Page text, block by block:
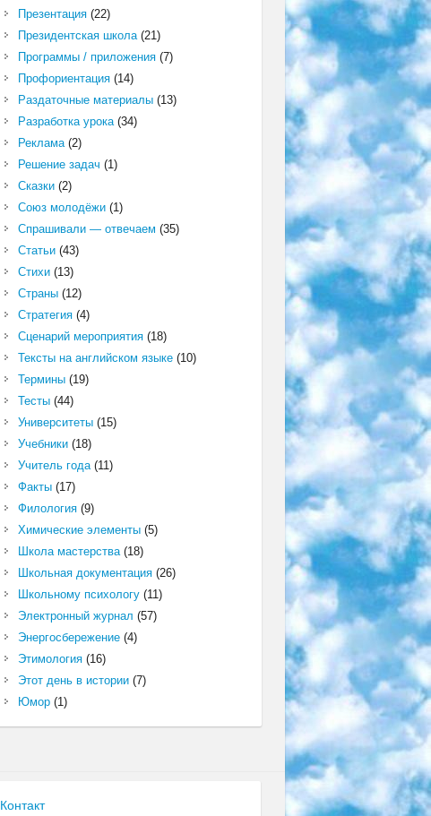
Презентация(22)
Президентская школа(21)
Программы / приложения(7)
Профориентация(14)
Раздаточные материалы(13)
Разработка урока(34)
Реклама(2)
Решение задач (1)
Сказки(2)
Союз молодёжи(1)
Спрашивали — отвечаем (35)
Статьи(43)
Стихи(13)
Страны(12)
Стратегия(4)
Сценарий мероприятия(18)
Тексты на английском языке(10)
Термины(19)
Тесты(44)
Университеты(15)
Учебники(18)
Учитель года(11)
Факты(17)
Филология(9)
Химические элементы(5)
Школа мастерства(18)
Школьная документация(26)
Школьному психологу(11)
Электронный журнал (57)
Энергосбережение(4)
Этимология(16)
Этот день в истории(7)
Юмор(1)
Контакт